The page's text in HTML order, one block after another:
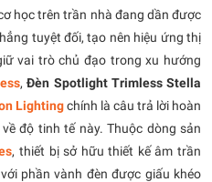
học trên trần nhà đang dần được
tuyệt đối, tạo nên hiệu ứng thị
vai trò chủ đạo trong xu hướng
,Đèn Spotlight Trimless Stella
Lightingchính là câu trả lời hoàn
độ tinh tế này. Thuộc dòng sản
, thiết bị sở hữu thiết kế âm trần
phần vành đèn được giấu khéo